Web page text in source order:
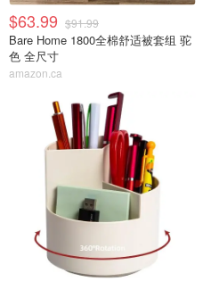
$63.99 $91.99
Bare Home 1800全棉舒适被套组 驼
色 全尺寸
amazon.ca